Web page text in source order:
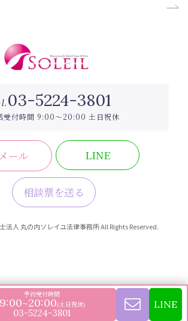
03-5224-3801
受付時間 9:00〜20:00 土日祝休
ール LINE
相談票を送る
法人 丸の内ソレイユ法律事務所 All Rights Reserved.
予約受付時間
9:00~20:00(土日祝休)
03-5224-3801
LINE